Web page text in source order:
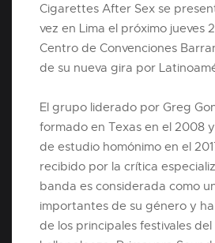
Cigarettes After Sex se
vez en Lima el próximo jueves
Centro de Convenciones
de su nueva gira por
El grupo liderado por Greg
formado en Texas en el 2008
de estudio homónimo en el
recibido por la crítica
banda es considerada como
importantes de su género y
de los principales festivales